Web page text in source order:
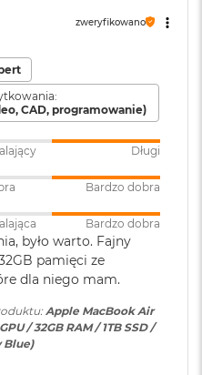
obsługujące:
zewnętrznych:
rozdzielczości do 6K przy 60
Sequoia lub nowszy
aplikacje systemu
z Touch ID, Gładzik
Touch wyczuwający siłę
Czujnik światła
Angielski US
zweryfikowano
CAD, programowanie)
Długi
Bardzo dobra
Bardzo dobra
było warto. Fajny
pamięci ze
dla niego mam.
Apple MacBook Air
/ 32GB RAM / 1TB SSD /
Blue)